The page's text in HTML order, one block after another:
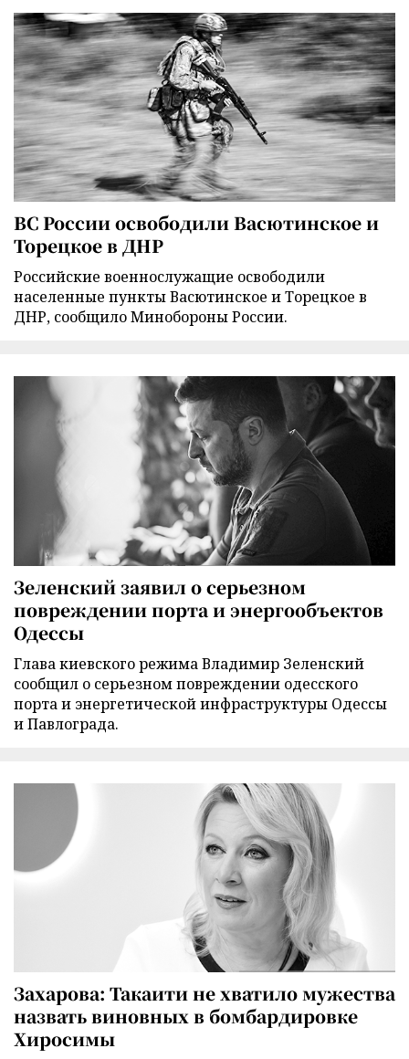
ВС России освободили Васютинское и
Торецкое в ДНР
Российские военнослужащие освободили
населенные пункты Васютинское и Торецкое в
ДНР, сообщило Минобороны России.
Зеленский заявил о серьезном
повреждении порта и энергообъектов
Одессы
Глава киевского режима Владимир Зеленский
сообщил о серьезном повреждении одесского
порта и энергетической инфраструктуры Одессы
и Павлограда.
Захарова: Такаити не хватило мужества
назвать виновных в бомбардировке
Хиросимы